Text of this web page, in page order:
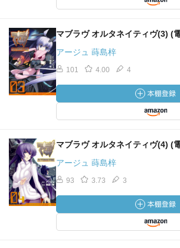
マブラヴ オルタネイティヴ(3) (
アージュ 蒔島梓
101 4.00 4
マブラヴ オルタネイティヴ(4) (
アージュ 蒔島梓
93 3.73 3